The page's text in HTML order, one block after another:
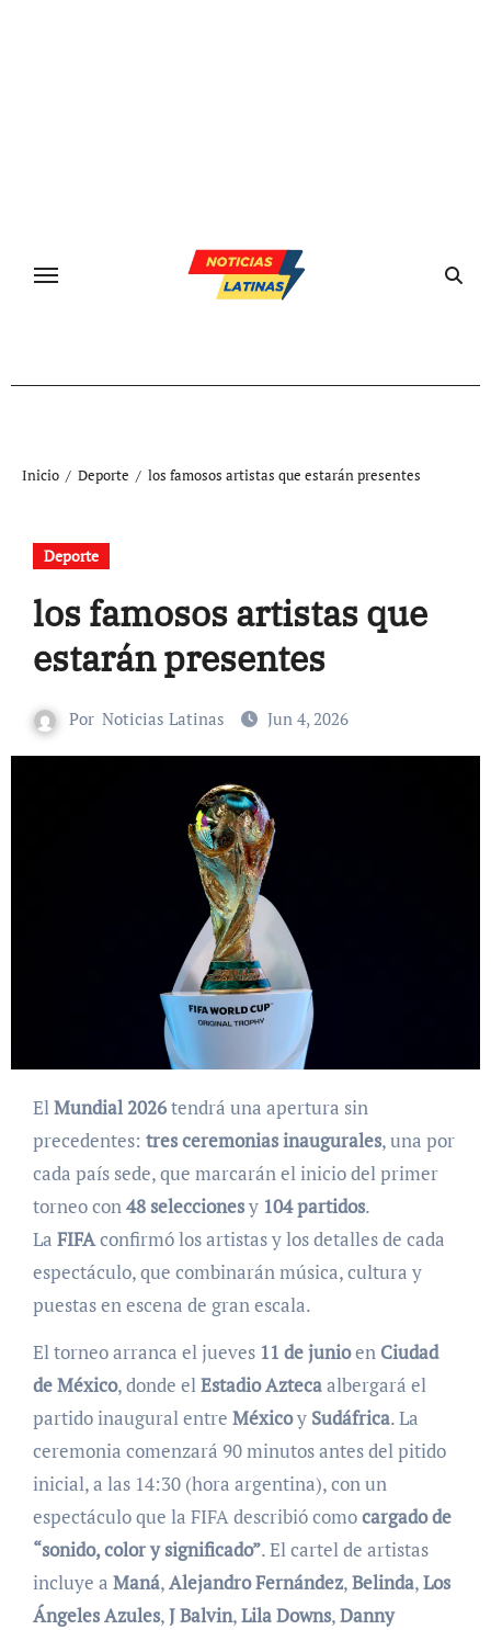
Inicio Deporte los famosos artistas que estarán presentes
Deporte
los famosos artistas que
estarán presentes
Por Noticias Latinas Jun 4, 2026
ElMundial 2026tendrá una apertura sin
precedentes: tres ceremonias inaugurales, una por
cada país sede, que marcarán el inicio del primer
torneo con48 seleccionesy 104 partidos.
La FIFAconfirmó los artistas y los detalles de cada
espectáculo, que combinarán música, cultura y
puestas en escena de gran escala.
El torneo arranca el jueves 11 de junioen Ciudad
de México, donde elEstadio Aztecaalbergará el
partido inaugural entre Méxicoy Sudáfrica. La
ceremonia comenzará 90 minutos antes del pitido
inicial, a las 14:30 (hora argentina), con un
espectáculo que la FIFA describió comocargado de
“sonido, color y significado”. El cartel de artistas
incluye a Maná,Alejandro Fernández,Belinda,Los
Ángeles Azules,J Balvin,Lila Downs,Danny